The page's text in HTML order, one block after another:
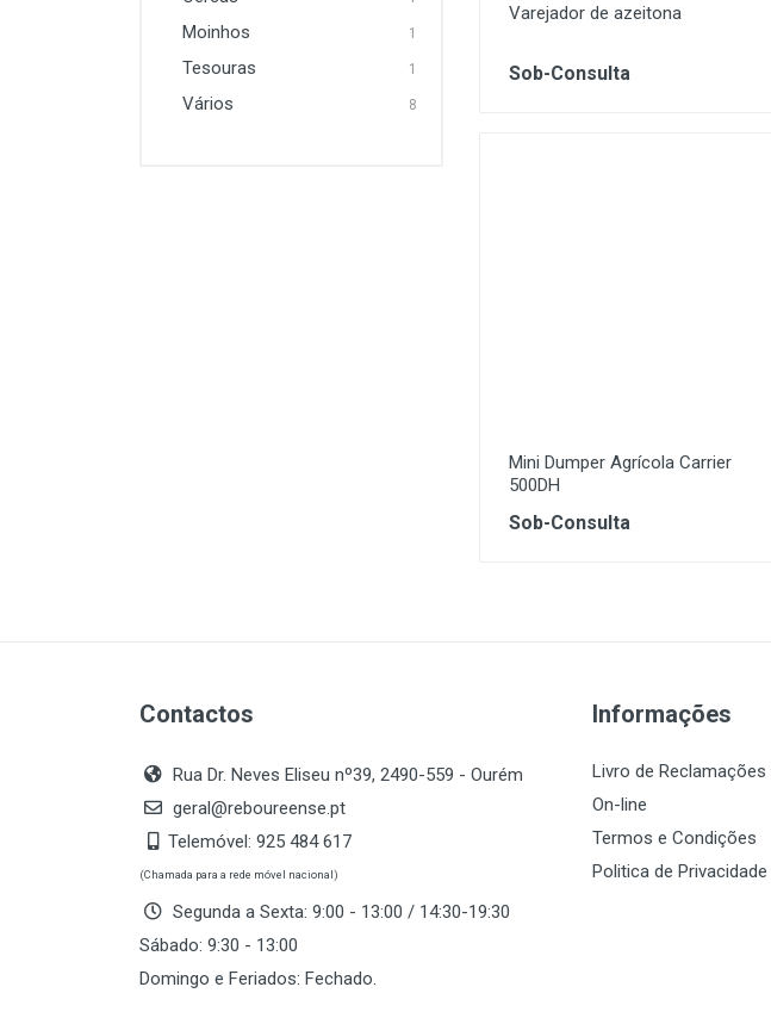
Moinhos 1
Tesouras 1
Vários 8
Varejador de azeitona
Sob-Consulta
Mini Dumper Agrícola Carrier
500DH
Sob-Consulta
Contactos
Rua Dr. Neves Eliseu nº39, 2490-559 - Ourém
geral@reboureense.pt
Telemóvel: 925 484 617
(Chamada para a rede móvel nacional)
Segunda a Sexta: 9:00 - 13:00 / 14:30-19:30
Sábado: 9:30 - 13:00
Domingo e Feriados: Fechado.
Informações
Livro de Reclamações
On-line
Termos e Condições
Politica de Privacidade